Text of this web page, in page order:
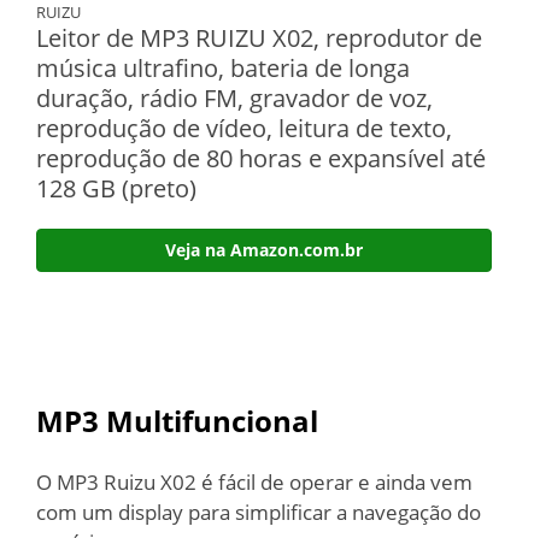
RUIZU
Leitor de MP3 RUIZU X02, reprodutor de
música ultrafino, bateria de longa
duração, rádio FM, gravador de voz,
reprodução de vídeo, leitura de texto,
reprodução de 80 horas e expansível até
128 GB (preto)
Veja na Amazon.com.br
MP3 Multifuncional
O MP3 Ruizu X02 é fácil de operar e ainda vem
com um display para simplificar a navegação do